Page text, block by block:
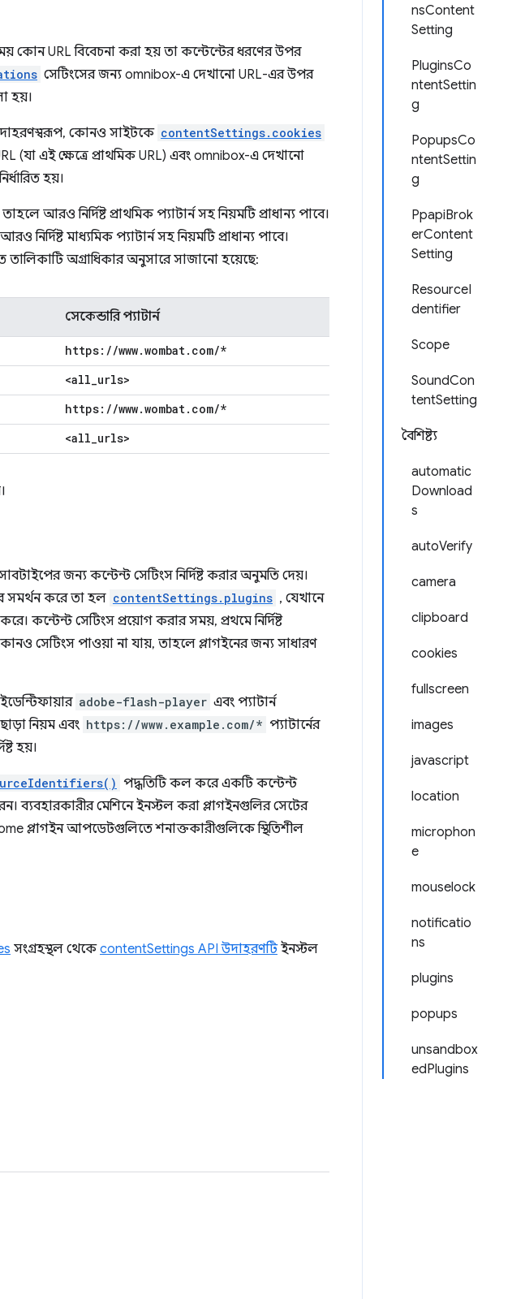
nsContent
Setting
PluginsCo
ntentSettin
g
PopupsCo
ntentSettin
g
PpapiBrok
erContent
Setting
ResourceI
dentifier
Scope
SoundCon
tentSetting
বৈশিষ্ট্য
automatic
Download
s
autoVerify
camera
clipboard
cookies
fullscreen
images
javascript
location
microphon
e
mouselock
notificatio
ns
plugins
popups
unsandbox
edPlugins
কোন URL বিবেচনা করা হয় তা কন্টেন্টের ধরণের উপর
সেটিংসের জন্য omnibox-এ দেখানো URL-এর উপর
হয়।
কোনও সাইটকে contentSettings.cookies
(যা এই ক্ষেত্রে প্রাথমিক URL) এবং omnibox-এ দেখানো
হয়।
আরও নির্দিষ্ট প্রাথমিক প্যাটার্ন সহ নিয়মটি প্রাধান্য পাবে।
মাধ্যমিক প্যাটার্ন সহ নিয়মটি প্রাধান্য পাবে।
তালিকাটি অগ্রাধিকার অনুসারে সাজানো হয়েছে:
সেকেন্ডারি প্যাটার্ন
https: //www.wombat. com/*
<all_urls>
https: //www.wombat. com/*
<all_urls>
জন্য কন্টেন্ট সেটিংস নির্দিষ্ট করার অনুমতি দেয়।
সমর্থন করে তা হল contentSettings.plugins , যেখানে
কন্টেন্ট সেটিংস প্রয়োগ করার সময়, প্রথমে নির্দিষ্ট
কোনও সেটিংস পাওয়া না যায়, তাহলে প্লাগইনের জন্য সাধারণ
adobe-flash-player এবং প্যাটার্ন
নিয়ম এবং https://www.example.com/* প্যাটার্নের
হয়।
পদ্ধতিটি কল করে একটি কন্টেন্ট
ব্যবহারকারীর মেশিনে ইনস্টল করা প্লাগইনগুলির সেটের
প্লাগইন আপডেটগুলিতে শনাক্তকারীগুলিকে স্থিতিশীল
সংগ্রহস্থল থেকেcontentSettings API উদাহরণটিইনস্টল